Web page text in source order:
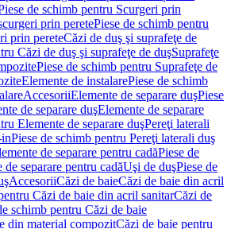
de schimb pentru Scurgeri prin
prin peretePiese de schimb pentru
prin pereteCăzi de duş şi suprafeţe de
Căzi de duş şi suprafeţe de duşSuprafeţe
Piese de schimb pentru Suprafeţe de
Elemente de instalarePiese de schimb
AccesoriiElemente de separare duşPiese
de separare duşElemente de separare
Elemente de separare duşPereţi laterali
Piese de schimb pentru Pereţi laterali duş
de separare pentru cadăPiese de
separare pentru cadăUşi de duşPiese de
AccesoriiCăzi de baieCăzi de baie din acril
Căzi de baie din acril sanitarCăzi de
schimb pentru Căzi de baie
din material compozitCăzi de baie pentru